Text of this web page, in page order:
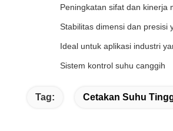
Peningkatan sifat dan kinerja
Stabilitas dimensi dan presisi
Ideal untuk aplikasi industri
Sistem kontrol suhu canggih
Tag: Cetakan Suhu